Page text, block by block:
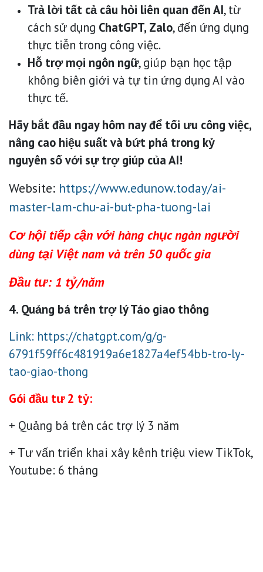
Trả lời tất cả câu hỏi liên quan đến AI, từ
cách sử dụng ChatGPT, Zalo, đến ứng dụng
thực tiễn trong công việc.
Hỗ trợ mọi ngôn ngữ, giúp bạn học tập
không biên giới và tự tin ứng dụng AI vào
thực tế.
Hãy bắt đầu ngay hôm nay để tối ưu công việc,
nâng cao hiệu suất và bứt phá trong kỷ
nguyên số với sự trợ giúp của AI!
Website: https://www.edunow.today/ai-
master-lam-chu-ai-but-pha-tuong-lai
Cơ hội tiếp cận với hàng chục ngàn người
dùng tại Việt nam và trên 50 quốc gia
Đầu tư: 1 tỷ/năm
4. Quảng bá trên trợ lý Táo giao thông
Link: https://chatgpt.com/g/g-
6791f59ff6c481919a6e1827a4ef54bb-tro-ly-
tao-giao-thong
Gói đầu tư 2 tỷ:
+ Quảng bá trên các trợ lý 3 năm
+ Tư vấn triển khai xây kênh triệu view TikTok,
Youtube: 6 tháng